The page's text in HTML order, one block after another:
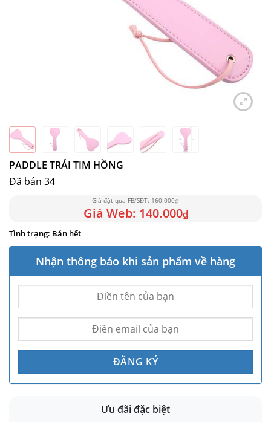
PADDLE TRÁI TIM HỒNG
Đã bán 34
160.000₫
140.000₫
Bán hết
Nhận thông báo khi sản phẩm về hàng
Ưu đãi đặc biệt